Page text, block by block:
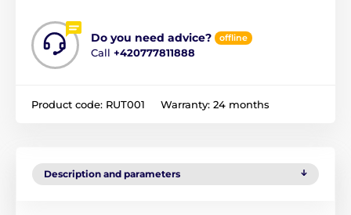
Do you need advice? offline
Call +420777811888
Product code: RUT001 Warranty: 24 months
Description and parameters